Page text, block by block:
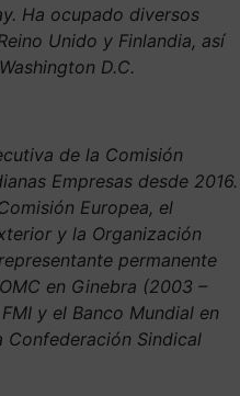
Ha ocupado diversos
Unido y Finlandia, así
D.C.
de la Comisión
Empresas desde 2016.
Europea, el
y la Organización
permanente
en Ginebra (2003 –
y el Banco Mundial en
Confederación Sindical